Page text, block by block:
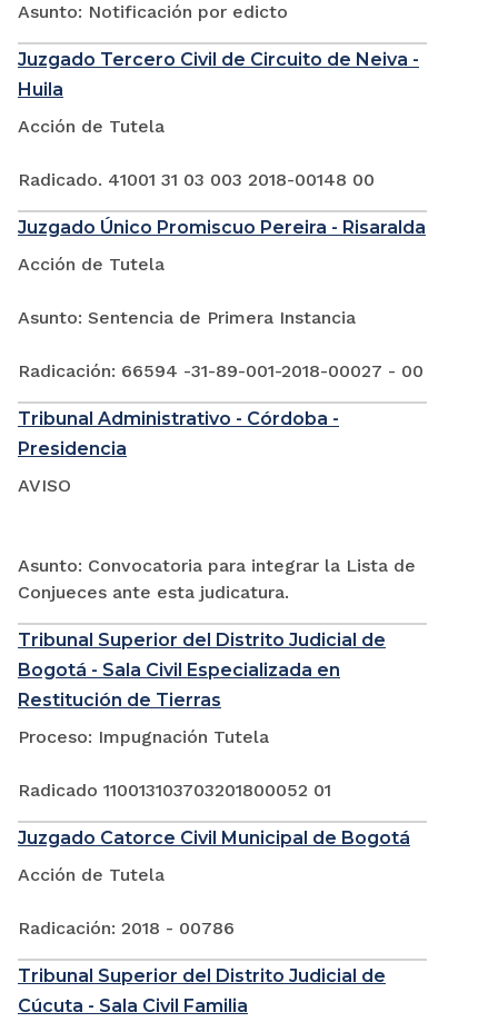
Asunto: Notificación por edicto
Juzgado Tercero Civil de Circuito de Neiva -
Huila
Acción de Tutela
Radicado. 41001 31 03 003 2018-00148 00
Juzgado Único Promiscuo Pereira - Risaralda
Acción de Tutela
Asunto: Sentencia de Primera Instancia
Radicación: 66594 -31-89-001-2018-00027 - 00
Tribunal Administrativo - Córdoba -
Presidencia
AVISO
Asunto: Convocatoria para integrar la Lista de
Conjueces ante esta judicatura.
Tribunal Superior del Distrito Judicial de
Bogotá - Sala Civil Especializada en
Restitución de Tierras
Proceso: Impugnación Tutela
Radicado 110013103703201800052 01
Juzgado Catorce Civil Municipal de Bogotá
Acción de Tutela
Radicación: 2018 - 00786
Tribunal Superior del Distrito Judicial de
Cúcuta - Sala Civil Familia